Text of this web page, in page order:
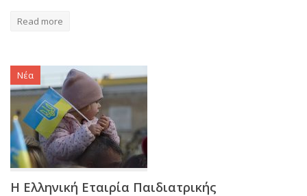
Read more
Νέα
Η Ελληνική Εταιρία Παιδιατρικής